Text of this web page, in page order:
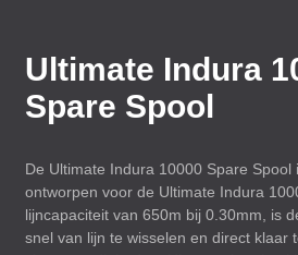
Ultimate Indura
Spare Spool
De Ultimate Indura 10000 Spare Spool
ontworpen voor de Ultimate Indura
lijncapaciteit van 650m bij 0.30mm, is
snel van lijn te wisselen en direct klaar